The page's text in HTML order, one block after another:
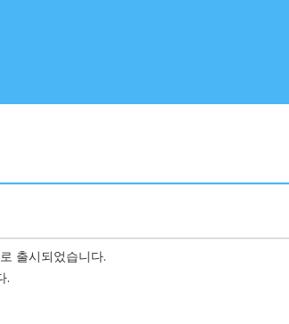
출시되었습니다.
.